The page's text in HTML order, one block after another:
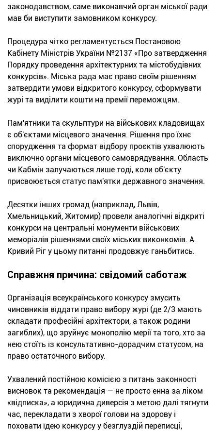
законодавством, саме виконавчий орган міської ради
мав би виступити замовником конкурсу.
Процедура чітко регламентується Постановою
Кабінету Міністрів України №2137 «Про затвердження
Порядку проведення архітектурних та містобудівних
конкурсів». Міська рада має право своїм рішенням
затвердити умови відкритого конкурсу, сформувати
журі та виділити кошти на премії переможцям.
Пам'ятники та скульптури на військових кладовищах
є об'єктами місцевого значення. Рішення про їхнє
спорудження та формат відбору проєктів ухвалюють
виключно органи місцевого самоврядування. Область
чи Кабмін залучаються лише тоді, коли об'єкту
присвоюється статус пам'ятки державного значення.
Десятки інших громад (наприклад, Львів,
Хмельницький, Житомир) провели аналогічні відкриті
конкурси на центральні монументи військових
меморіалів рішеннями своїх міських виконкомів. А
Кривий Ріг у цьому питанні продовжує ганьбитись.
Справжня причина: свідомий саботаж
Організація всеукраїнського конкурсу змусить
чиновників віддати право вибору журі (де 2/3 мають
складати професійні архітектори, а також родини
загиблих), що зруйнує монополію мерії та того, хто за
нею стоїть із консультативно-дорадчим статусом, на
право остаточного вибору.
Ухвалений постійною комісією з питань законності
висновок та рекомендація — не просто енна за ліком
«відписка», а юридична диверсія з метою далі тягнути
час, перекладати з хворої голови на здорову і
поховати їдею конкурсу у безглуздій переписці,